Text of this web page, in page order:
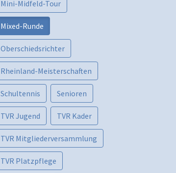
Mini-Midfeld-Tour
Mixed-Runde
Oberschiedsrichter
Rheinland-Meisterschaften
Schultennis Senioren
TVR Jugend TVR Kader
TVR Mitgliederversammlung
TVR Platzpflege